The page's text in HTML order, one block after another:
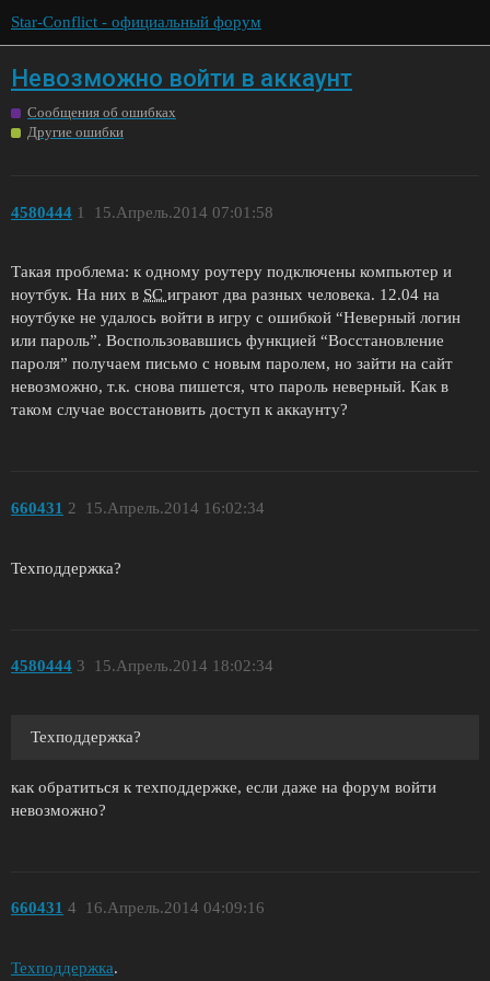
Star-Conflict - официальный форум
Невозможно войти в аккаунт
Сообщения об ошибках
Другие ошибки
4580444 15.Апрель.2014 07:01:58
1
Такая проблема: к одному роутеру подключены компьютер и
ноутбук. На них в SC играют два разных человека. 12.04 на
ноутбуке не удалось войти в игру с ошибкой “Неверный логин
или пароль”. Воспользовавшись функцией “Восстановление
пароля” получаем письмо с новым паролем, но зайти на сайт
невозможно, т.к. снова пишется, что пароль неверный. Как в
таком случае восстановить доступ к аккаунту?
660431 15.Апрель.2014 16:02:34
2
Техподдержка?
4580444 15.Апрель.2014 18:02:34
3
Техподдержка?
как обратиться к техподдержке, если даже на форум войти
невозможно?
660431 16.Апрель.2014 04:09:16
4
Техподдержка.